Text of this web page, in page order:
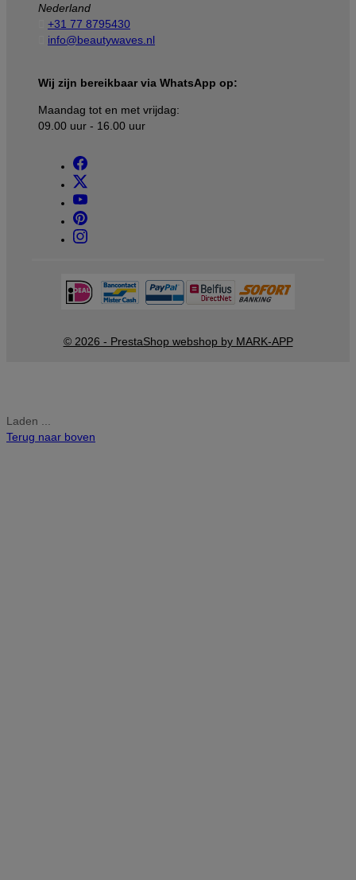
Nederland
+31 77 8795430
info@beautywaves.nl
Wij zijn bereikbaar via WhatsApp op:
Maandag tot en met vrijdag:
09.00 uur - 16.00 uur
© 2026 - PrestaShop webshop by MARK-APP
Laden ...
Terug naar boven